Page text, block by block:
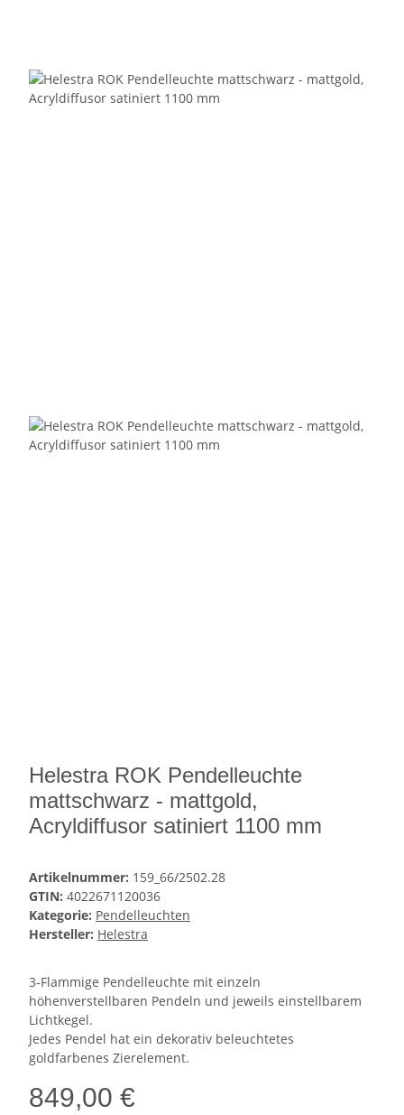
Helestra ROK Pendelleuchte
mattschwarz - mattgold,
Acryldiffusor satiniert 1100 mm
Artikelnummer: 159_66/2502.28
GTIN: 4022671120036
Kategorie: Pendelleuchten
Hersteller: Helestra
3-Flammige Pendelleuchte mit einzeln
höhenverstellbaren Pendeln und jeweils einstellbarem
Lichtkegel.
Jedes Pendel hat ein dekorativ beleuchtetes
goldfarbenes Zierelement.
849,00 €